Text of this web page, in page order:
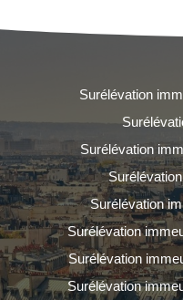
Surélévation
Surélévation
Surélévation
Surélévation
Surélévation
Surélévation